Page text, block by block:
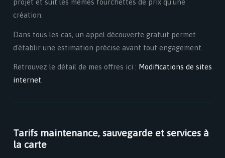
création.
Dans tous les cas, un appel découverte gratuit permet
d'établir une estimation précise avant tout engagement.
Retrouvez le détail de mes offres ici : Modifications de sites
internet.
Tarifs maintenance, sauvegarde et services à
la carte